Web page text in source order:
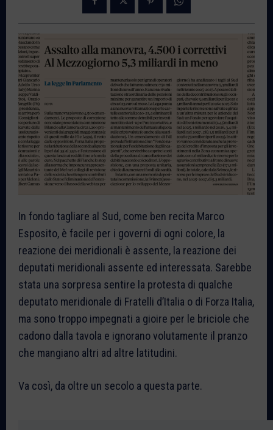
In fondo tagliare al Sud, come ben recita Marco
Esposito, è facile per i governi di ogni colore, la
reazione dei meridionali è assente, la reazione dei
deputati meridionali assente ed interessata. Sarebbe
stata una sorpresa sentire la protesta di qualche
deputato meridionale di Fratelli d’Italia o di Forza Italia,
ma sono troppo impegnati a gioire per le briciole che
cadono dalla tavola e ignorano volutamente il pranzo
che mangiano altri ad altre latitudini.
Va così, da oltre un secolo a questa parte.